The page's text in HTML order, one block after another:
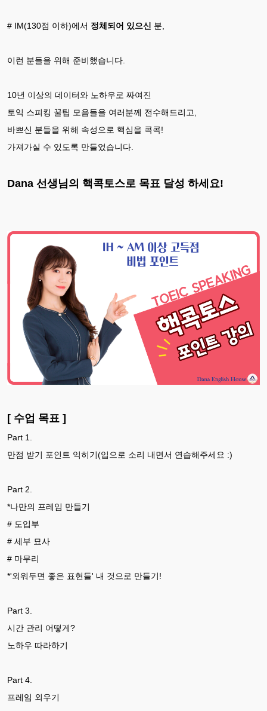
# IM(130점 이하)에서 정체되어 있으신 분,
이런 분들을 위해 준비했습니다.
10년 이상의 데이터와 노하우로 짜여진
토익 스피킹 꿀팁 모음들을 여러분께 전수해드리고,
바쁘신 분들을 위해 속성으로 핵심을 콕콕!
가져가실 수 있도록 만들었습니다.
Dana 선생님의 핵콕토스로 목표 달성 하세요!
[ 수업 목표 ]
Part 1.
만점 받기 포인트 익히기(입으로 소리 내면서 연습해주세요 :)
Part 2.
*나만의 프레임 만들기
# 도입부
# 세부 묘사
# 마무리
*'외워두면 좋은 표현들' 내 것으로 만들기!
Part 3.
시간 관리 어떻게?
노하우 따라하기
Part 4.
프레임 외우기